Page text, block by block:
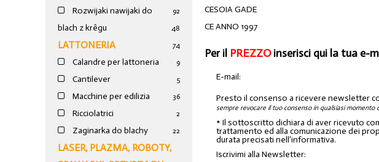
92
Rozwijaki nawijaki do
blach z krêgu
48
LATTONERIA 74
Calandre per lattoneria 9
Cantilever 5
Macchine per edilizia 36
Ricciolatrici 2
Zaginarka do blachy 22
LASER, PLAZMA, ROBOTY,
CESOIA GADE
CE ANNO 1997
Per il PREZZOinserisci qui la tua e-
E-mail:
Presto il consenso a ricevere newsletter
sempre revocare il tuo consenso in qualsiasi
* Il sottoscritto dichiara di aver ricevuto
trattamento ed alla comunicazione dei
durata precisati nell'informativa.
Iscrivimi alla Newsletter: